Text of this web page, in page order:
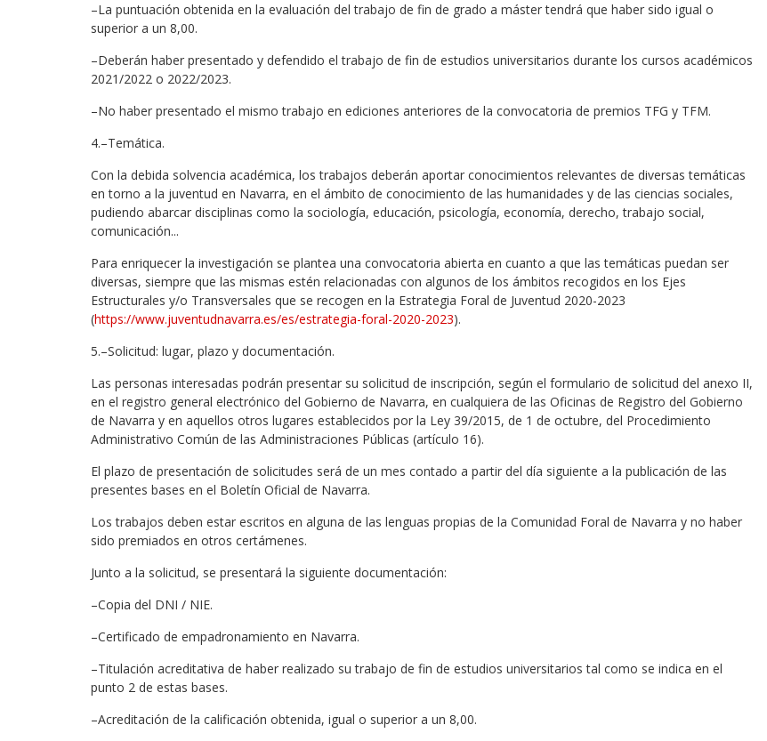
–La puntuación obtenida en la evaluación del trabajo de fin de grado a máster tendrá que haber sido igual o
superior a un 8,00.
–Deberán haber presentado y defendido el trabajo de fin de estudios universitarios durante los cursos académicos
2021/2022 o 2022/2023.
–No haber presentado el mismo trabajo en ediciones anteriores de la convocatoria de premios TFG y TFM.
4.–Temática.
Con la debida solvencia académica, los trabajos deberán aportar conocimientos relevantes de diversas temáticas
en torno a la juventud en Navarra, en el ámbito de conocimiento de las humanidades y de las ciencias sociales,
pudiendo abarcar disciplinas como la sociología, educación, psicología, economía, derecho, trabajo social,
comunicación...
Para enriquecer la investigación se plantea una convocatoria abierta en cuanto a que las temáticas puedan ser
diversas, siempre que las mismas estén relacionadas con algunos de los ámbitos recogidos en los Ejes
Estructurales y/o Transversales que se recogen en la Estrategia Foral de Juventud 2020-2023
(https://www.juventudnavarra.es/es/estrategia-foral-2020-2023).
5.–Solicitud: lugar, plazo y documentación.
Las personas interesadas podrán presentar su solicitud de inscripción, según el formulario de solicitud del anexo II,
en el registro general electrónico del Gobierno de Navarra, en cualquiera de las Oficinas de Registro del Gobierno
de Navarra y en aquellos otros lugares establecidos por la Ley 39/2015, de 1 de octubre, del Procedimiento
Administrativo Común de las Administraciones Públicas (artículo 16).
El plazo de presentación de solicitudes será de un mes contado a partir del día siguiente a la publicación de las
presentes bases en el Boletín Oficial de Navarra.
Los trabajos deben estar escritos en alguna de las lenguas propias de la Comunidad Foral de Navarra y no haber
sido premiados en otros certámenes.
Junto a la solicitud, se presentará la siguiente documentación:
–Copia del DNI / NIE.
–Certificado de empadronamiento en Navarra.
–Titulación acreditativa de haber realizado su trabajo de fin de estudios universitarios tal como se indica en el
punto 2 de estas bases.
–Acreditación de la calificación obtenida, igual o superior a un 8,00.